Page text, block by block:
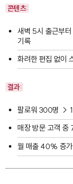
콘텐츠:
새벽 5시 출근부
기록
화려한 편집 없이
결과:
팔로워 300명 →
매장 방문 고객 중
월 매출 40% 증가